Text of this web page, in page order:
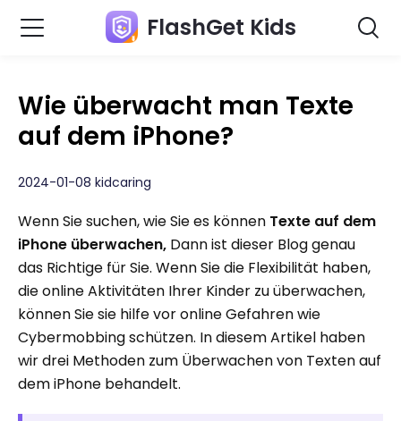
FlashGet Kids
Wie überwacht man Texte
auf dem iPhone?
2024-01-08 kidcaring
Wenn Sie suchen, wie Sie es können Texte auf dem
iPhone überwachen, Dann ist dieser Blog genau
das Richtige für Sie. Wenn Sie die Flexibilität haben,
die online Aktivitäten Ihrer Kinder zu überwachen,
können Sie sie hilfe vor online Gefahren wie
Cybermobbing schützen. In diesem Artikel haben
wir drei Methoden zum Überwachen von Texten auf
dem iPhone behandelt.